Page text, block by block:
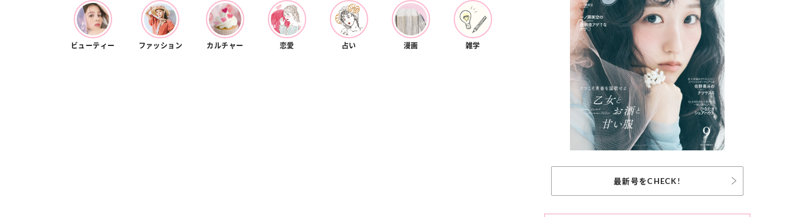
最新号をCHECK!
ビューティー ファッション カルチャー 恋愛 占い 漫画 雑学